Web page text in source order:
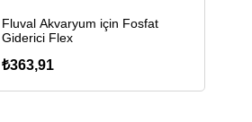
Fluval Akvaryum için Fosfat
Giderici Flex
₺363,91